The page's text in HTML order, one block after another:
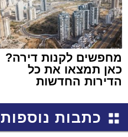
מחפשים לקנות דירה?
כאן תמצאו את כל
הדירות החדשות
כתבות נוספות